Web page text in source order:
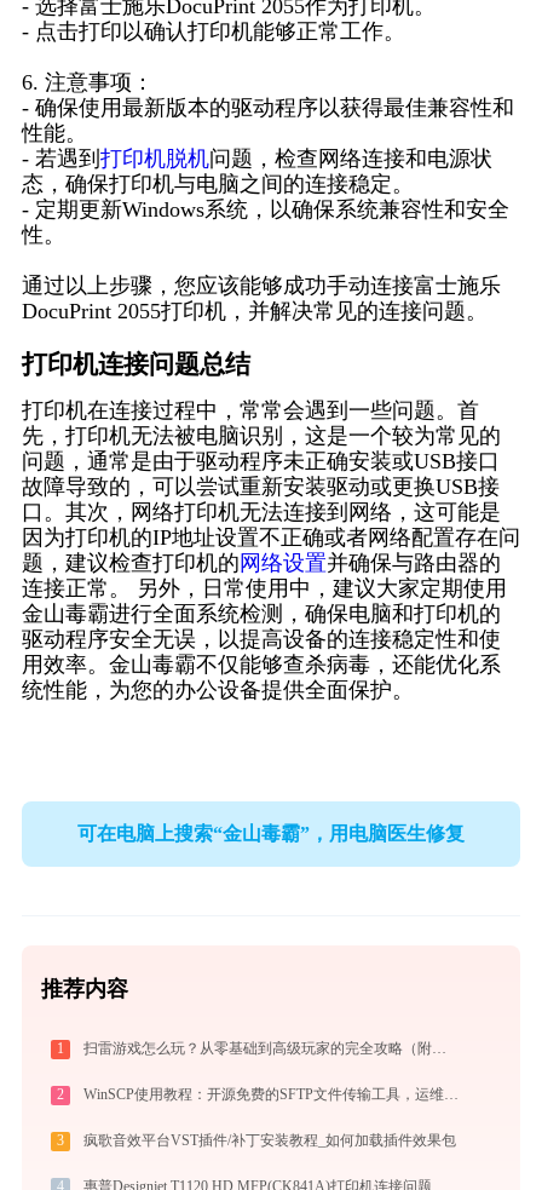
- 选择富士施乐DocuPrint 2055作为打印机。
- 点击打印以确认打印机能够正常工作。
6. 注意事项：
- 确保使用最新版本的驱动程序以获得最佳兼容性和
性能。
- 若遇到 打印机脱机问题，检查网络连接和电源状
态，确保打印机与电脑之间的连接稳定。
- 定期更新Windows系统，以确保系统兼容性和安全
性。
通过以上步骤，您应该能够成功手动连接富士施乐
DocuPrint 2055打印机，并解决常见的连接问题。
打印机连接问题总结
打印机在连接过程中，常常会遇到一些问题。首
先，打印机无法被电脑识别，这是一个较为常见的
问题，通常是由于驱动程序未正确安装或USB接口
故障导致的，可以尝试重新安装驱动或更换USB接
口。其次，网络打印机无法连接到网络，这可能是
因为打印机的IP地址设置不正确或者网络配置存在问
题，建议检查打印机的 网络设置并确保与路由器的
连接正常。 另外，日常使用中，建议大家定期使用
金山毒霸进行全面系统检测，确保电脑和打印机的
驱动程序安全无误，以提高设备的连接稳定性和使
用效率。金山毒霸不仅能够查杀病毒，还能优化系
统性能，为您的办公设备提供全面保护。
可在电脑上搜索“金山毒霸”，用电脑医生修复
推荐内容
1 扫雷游戏怎么玩？从零基础到高级玩家的完全攻略（附必胜技巧）
2 WinSCP使用教程：开源免费的SFTP文件传输工具，运维必备远程管理利器
3 疯歌音效平台VST插件/补丁安装教程_如何加载插件效果包
4